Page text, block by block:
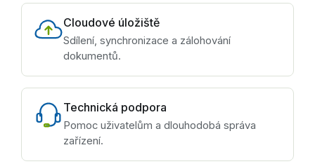
Cloudové úložiště
Sdílení, synchronizace a zálohování
dokumentů.
Technická podpora
Pomoc uživatelům a dlouhodobá správa
zařízení.